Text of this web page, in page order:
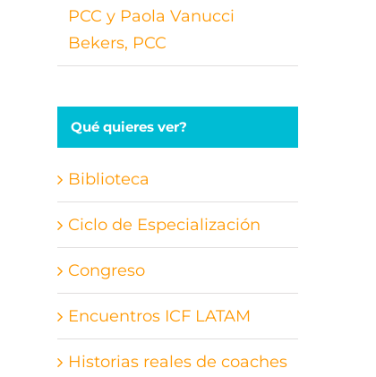
PCC y Paola Vanucci
Bekers, PCC
Qué quieres ver?
Biblioteca
Ciclo de Especialización
Congreso
Encuentros ICF LATAM
Historias reales de coaches